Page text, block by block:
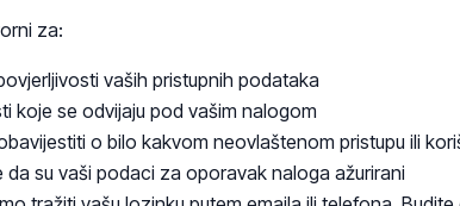
za:
vaših pristupnih podataka
koje se odvijaju pod vašim nalogom
o bilo kakvom neovlaštenom pristupu ili
da su vaši podaci za oporavak naloga ažurirani